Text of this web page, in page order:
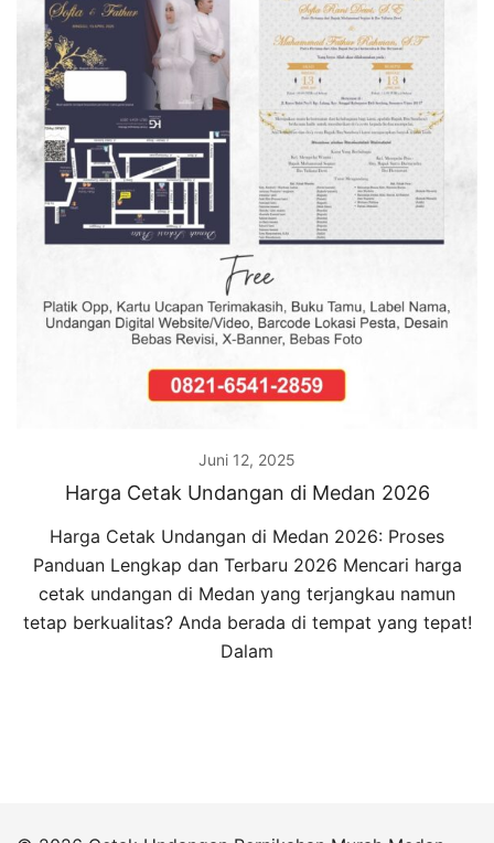
Juni 12, 2025
Harga Cetak Undangan di Medan 2026
Harga Cetak Undangan di Medan 2026: Proses
Panduan Lengkap dan Terbaru 2026 Mencari harga
cetak undangan di Medan yang terjangkau namun
tetap berkualitas? Anda berada di tempat yang tepat!
Dalam